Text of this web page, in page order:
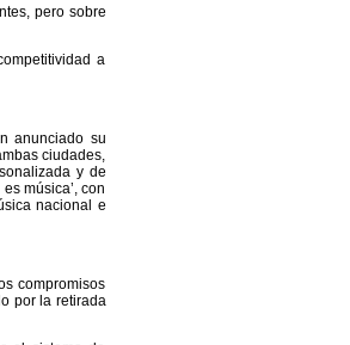
pero sobre
a
anunciado su
ciudades,
y de
música’, con
nacional e
compromisos
por la retirada